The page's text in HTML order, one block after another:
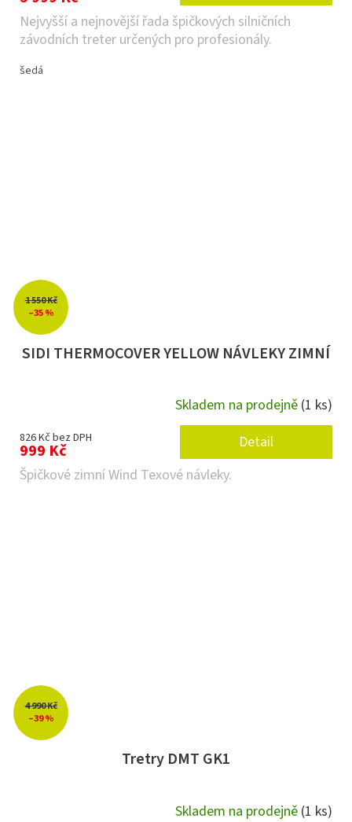
Nejvyšší a nejnovější řada špičkových silničních
závodních treter určených pro profesionály.
šedá
1 550 Kč
–35 %
SIDI THERMOCOVER YELLOW NÁVLEKY ZIMNÍ
produktu
je
5,0
z 5
Skladem na prodejně (1 ks)
826 Kč bez DPH
999 Kč
Detail
Špičkové zimní Wind Texové návleky.
4 990 Kč
–39 %
Tretry DMT GK1
Skladem na prodejně (1 ks)